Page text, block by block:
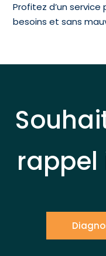
Profitez d’un
besoins et sans
rappel